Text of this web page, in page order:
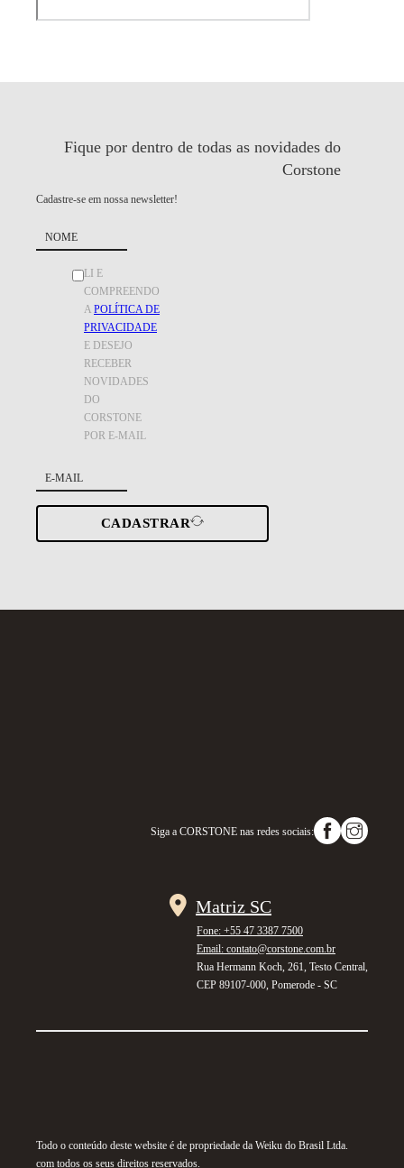
Fique por dentro de todas as novidades do
Corstone
Cadastre-se em nossa newsletter!
LI E
COMPREENDO
A POLÍTICA DE
PRIVACIDADE
E DESEJO
RECEBER
NOVIDADES
DO
CORSTONE
POR E-MAIL
CADASTRAR
Siga a CORSTONE nas redes sociais:
Matriz SC
Fone: +55 47 3387 7500
Email: contato@corstone.com.br
Rua Hermann Koch, 261, Testo Central,
CEP 89107-000, Pomerode - SC
Todo o conteúdo deste website é de propriedade da Weiku do Brasil Ltda.
com todos os seus direitos reservados.